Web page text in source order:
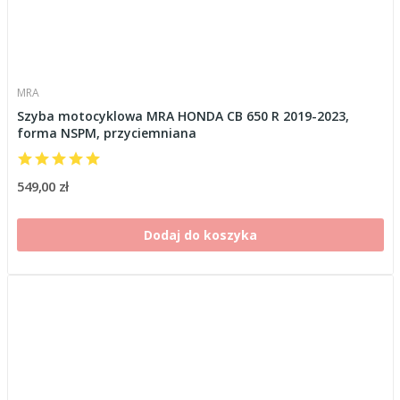
MRA
Szyba motocyklowa MRA HONDA CB 650 R 2019-2023,
forma NSPM, przyciemniana
549,00 zł
Dodaj do koszyka